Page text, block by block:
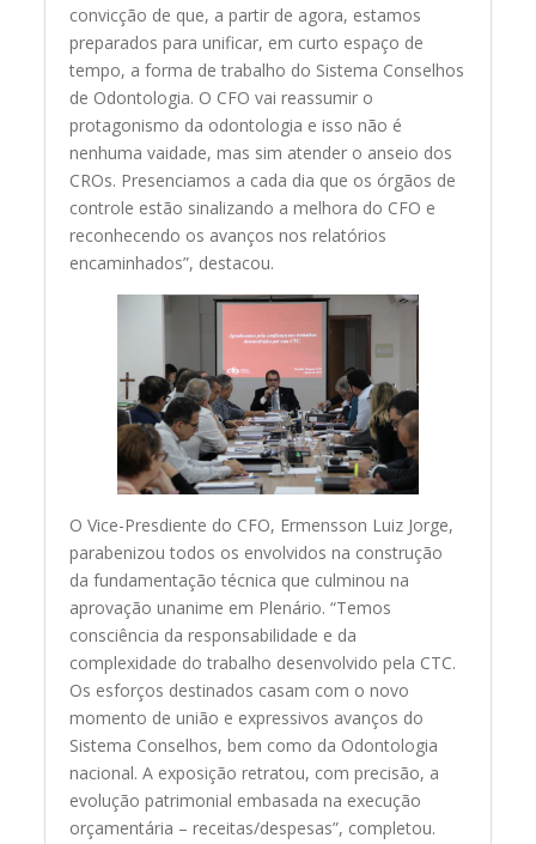
convicção de que, a partir de agora, estamos
preparados para unificar, em curto espaço de
tempo, a forma de trabalho do Sistema Conselhos
de Odontologia. O CFO vai reassumir o
protagonismo da odontologia e isso não é
nenhuma vaidade, mas sim atender o anseio dos
CROs. Presenciamos a cada dia que os órgãos de
controle estão sinalizando a melhora do CFO e
reconhecendo os avanços nos relatórios
encaminhados”, destacou.
O Vice-Presdiente do CFO, Ermensson Luiz Jorge,
parabenizou todos os envolvidos na construção
da fundamentação técnica que culminou na
aprovação unanime em Plenário. “Temos
consciência da responsabilidade e da
complexidade do trabalho desenvolvido pela CTC.
Os esforços destinados casam com o novo
momento de união e expressivos avanços do
Sistema Conselhos, bem como da Odontologia
nacional. A exposição retratou, com precisão, a
evolução patrimonial embasada na execução
orçamentária – receitas/despesas”, completou.